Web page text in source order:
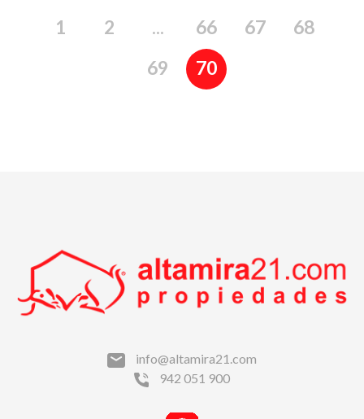
1 2 ... 66 67
68
69
70
info@altamira21.com
942 051 900